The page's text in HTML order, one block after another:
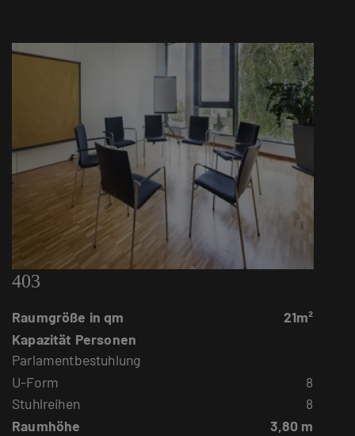
403
Raumgröße in qm
21m²
Kapazität Personen
Parlamentbestuhlung
U-Form
8
Stuhlreihen
8
Raumhöhe
3,80 m